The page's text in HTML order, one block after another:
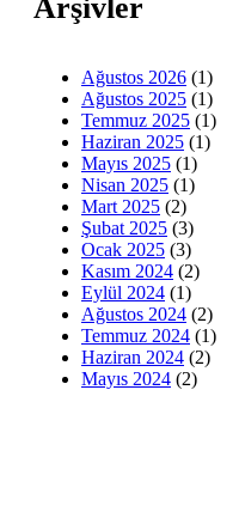
Arşivler
Ağustos 2026 (1)
Ağustos 2025 (1)
Temmuz 2025 (1)
Haziran 2025 (1)
Mayıs 2025 (1)
Nisan 2025 (1)
Mart 2025 (2)
Şubat 2025 (3)
Ocak 2025 (3)
Kasım 2024 (2)
Eylül 2024 (1)
Ağustos 2024 (2)
Temmuz 2024 (1)
Haziran 2024 (2)
Mayıs 2024 (2)